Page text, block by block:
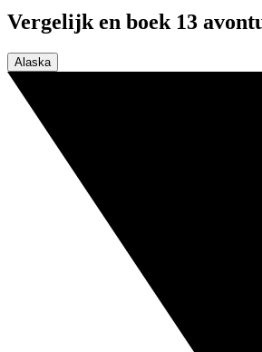
Vergelijk en boek 13
Alaska